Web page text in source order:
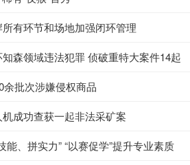
有环节和场地加强闭环管理
森领域违法犯罪 侦破重特大案件14起
批次涉嫌侵权商品
成功查获一起非法采矿案
能、拼实力” “以赛促学”提升专业素质